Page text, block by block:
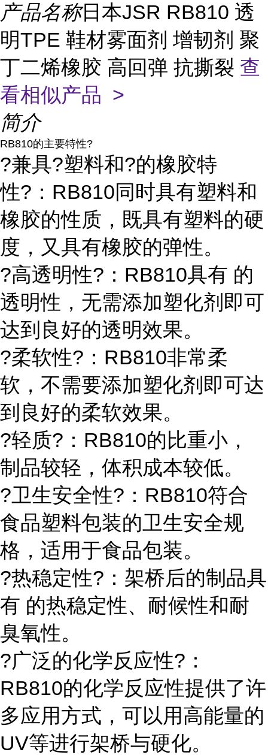
产品名称日本JSR RB810 透
明TPE 鞋材雾面剂 增韧剂 聚
丁二烯橡胶 高回弹 抗撕裂 查
看相似产品 >
简介
RB810的主要特性?
?兼具?塑料和?的橡胶特
性?：RB810同时具有塑料和
橡胶的性质，既具有塑料的硬
度，又具有橡胶的弹性。
?高透明性?：RB810具有 的
透明性，无需添加塑化剂即可
达到良好的透明效果。
?柔软性?：RB810非常柔
软，不需要添加塑化剂即可达
到良好的柔软效果。
?轻质?：RB810的比重小，
制品较轻，体积成本较低。
?卫生安全性?：RB810符合
食品塑料包装的卫生安全规
格，适用于食品包装。
?热稳定性?：架桥后的制品具
有 的热稳定性、耐候性和耐
臭氧性。
?广泛的化学反应性?：
RB810的化学反应性提供了许
多应用方式，可以用高能量的
UV等进行架桥与硬化。